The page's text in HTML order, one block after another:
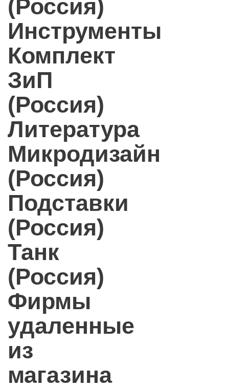
(Россия)
Инструменты
Комплект
ЗиП
(Россия)
Литература
Микродизайн
(Россия)
Подставки
(Россия)
Танк
(Россия)
Фирмы
удаленные
из
магазина